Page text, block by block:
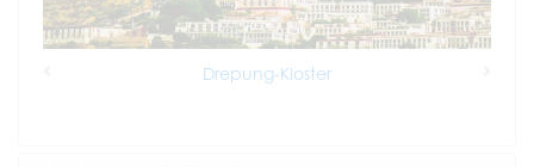
Drepung-Kloster